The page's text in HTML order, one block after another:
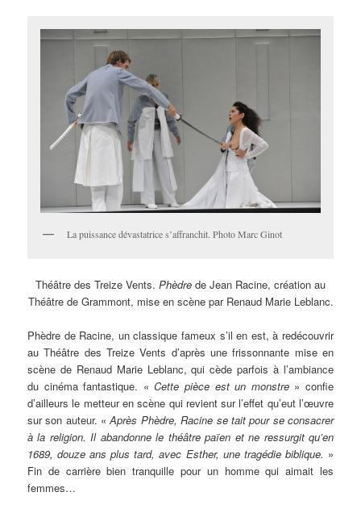
La puissance dévastatrice s’affranchit. Photo Marc Ginot
Théâtre des Treize Vents. Phèdre de Jean Racine, création au
Théâtre de Grammont, mise en scène par Renaud Marie Leblanc.
Phèdre de Racine, un classique fameux s’il en est, à redécouvrir
au Théâtre des Treize Vents d’après une frissonnante mise en
scène de Renaud Marie Leblanc, qui cède parfois à l’ambiance
du cinéma fantastique. «Cette pièce est un monstre» confie
d’ailleurs le metteur en scène qui revient sur l’effet qu’eut l’œuvre
sur son auteur. «Après Phèdre, Racine se tait pour se consacrer
à la religion. Il abandonne le théâtre païen et ne ressurgit qu’en
1689, douze ans plus tard, avec Esther, une tragédie biblique. »
Fin de carrière bien tranquille pour un homme qui aimait les
femmes…